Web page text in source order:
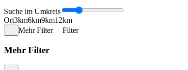
Suche im Umkreis
Ort3km6km9km12km
Mehr Filter
Filter
Mehr Filter